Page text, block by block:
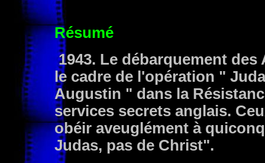
Résumé
1943. Le débarquement
le cadre de l'opération "
Augustin " dans la
services secrets anglais.
obéir aveuglément à
Judas, pas de Christ".